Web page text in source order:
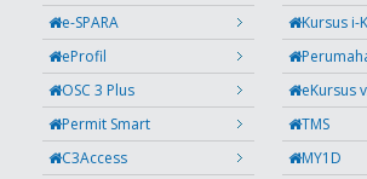
e-SPARA
Kursus i-
eProfil
OSC 3 Plus
eKursus
Permit Smart
TMS
C3Access
MY1D